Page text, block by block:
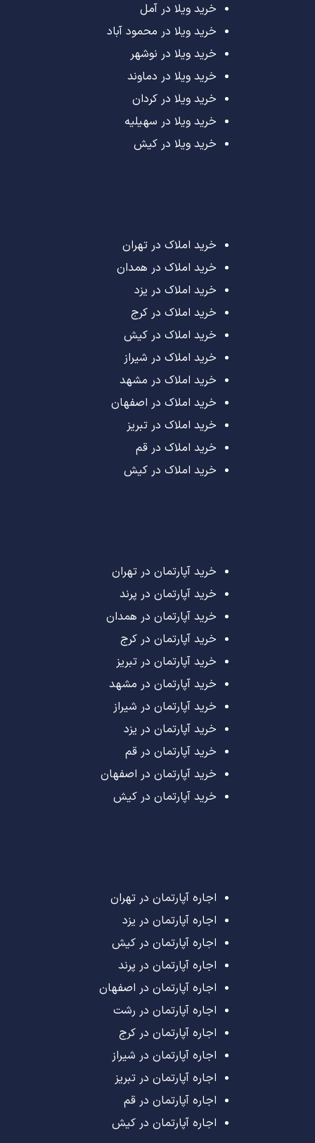
خرید ویلا در آمل
خرید ویلا در محمود آباد
خرید ویلا در نوشهر
خرید ویلا در دماوند
خرید ویلا در کردان
خرید ویلا در سهیلیه
خرید ویلا در کیش
خرید املاک در تهران
خرید املاک در همدان
خرید املاک در یزد
خرید املاک در کرج
خرید املاک در کیش
خرید املاک در شیراز
خرید املاک در مشهد
خرید املاک در اصفهان
خرید املاک در تبریز
خرید املاک در قم
خرید املاک در کیش
خرید آپارتمان در تهران
خرید آپارتمان در پرند
خرید آپارتمان در همدان
خرید آپارتمان در کرج
خرید آپارتمان در تبریز
خرید آپارتمان در مشهد
خرید آپارتمان در شیراز
خرید آپارتمان در یزد
خرید آپارتمان در قم
خرید آپارتمان در اصفهان
خرید آپارتمان در کیش
اجاره آپارتمان در تهران
اجاره آپارتمان در یزد
اجاره آپارتمان در کیش
اجاره آپارتمان در پرند
اجاره آپارتمان در اصفهان
اجاره آپارتمان در رشت
اجاره آپارتمان در کرج
اجاره آپارتمان در شیراز
اجاره آپارتمان در تبریز
اجاره آپارتمان در قم
اجاره آپارتمان در کیش